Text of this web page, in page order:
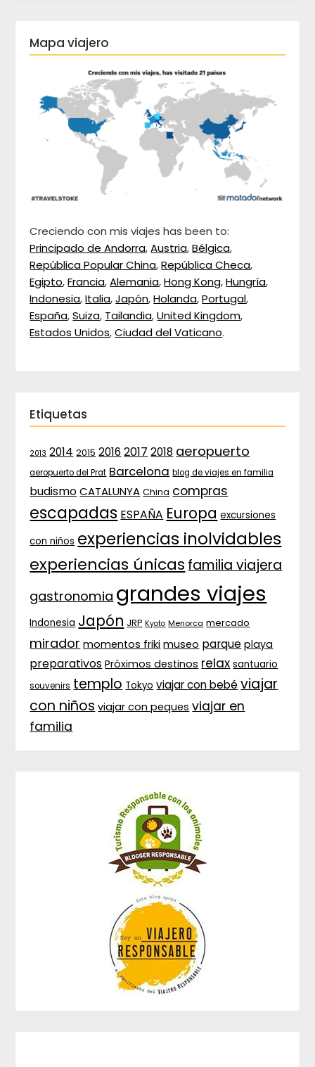
Mapa viajero
Creciendo con mis viajes has been to:
Principado de Andorra,Austria,Bélgica,
República Popular China,República Checa,
Egipto,Francia,Alemania,Hong Kong,Hungría,
Indonesia,Italia,Japón,Holanda,Portugal,
España,Suiza, Tailandia,United Kingdom,
Estados Unidos,Ciudad del Vaticano.
Etiquetas
2013 2014 2015 2016 2017 2018 aeropuerto
aeropuerto del Prat Barcelona blog de viajes en familia
budismo CATALUNYA China compras
escapadas ESPAÑA Europa excursiones
con niños experiencias inolvidables
experiencias únicas familia viajera
gastronomia grandes viajes
Indonesia Japón JRP Kyoto Menorca mercado
mirador momentos friki museo parque playa
preparativos Próximos destinos relax santuario
souvenirs templo Tokyo viajar con bebé viajar
con niños viajar con peques viajar en
familia